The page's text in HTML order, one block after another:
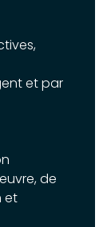
et par
de
et